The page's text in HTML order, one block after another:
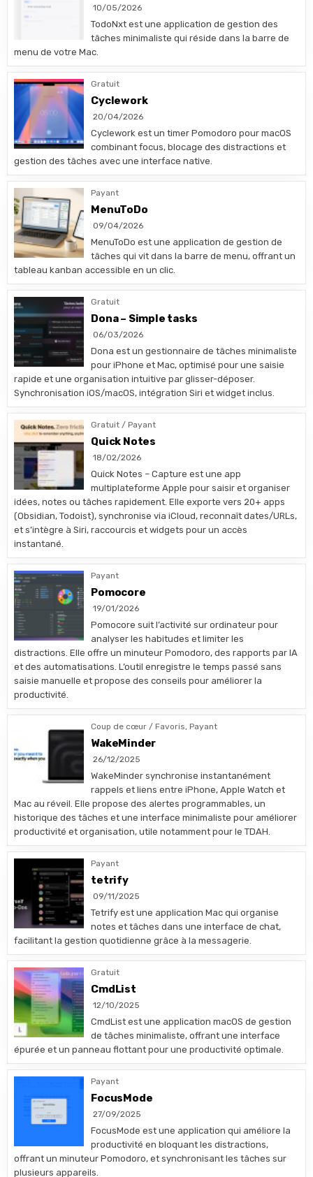
10/05/2026
TodoNxt est une application de gestion des
tâches minimaliste qui réside dans la barre de
menu de votre Mac.
Gratuit
Cyclework
20/04/2026
Cyclework est un timer Pomodoro pour macOS
combinant focus, blocage des distractions et
gestion des tâches avec une interface native.
Payant
MenuToDo
09/04/2026
MenuToDo est une application de gestion de
tâches qui vit dans la barre de menu, offrant un
tableau kanban accessible en un clic.
Gratuit
Dona – Simple tasks
06/03/2026
Dona est un gestionnaire de tâches minimaliste
pour iPhone et Mac, optimisé pour une saisie
rapide et une organisation intuitive par glisser-déposer.
Synchronisation iOS/macOS, intégration Siri et widget inclus.
Gratuit / Payant
Quick Notes
18/02/2026
Quick Notes – Capture est une app
multiplateforme Apple pour saisir et organiser
idées, notes ou tâches rapidement. Elle exporte vers 20+ apps
(Obsidian, Todoist), synchronise via iCloud, reconnaît dates/URLs,
et s’intègre à Siri, raccourcis et widgets pour un accès
instantané.
Payant
Pomocore
19/01/2026
Pomocore suit l’activité sur ordinateur pour
analyser les habitudes et limiter les
distractions. Elle offre un minuteur Pomodoro, des rapports par IA
et des automatisations. L’outil enregistre le temps passé sans
saisie manuelle et propose des conseils pour améliorer la
productivité.
Coup de cœur / Favoris,Payant
WakeMinder
26/12/2025
WakeMinder synchronise instantanément
rappels et liens entre iPhone, Apple Watch et
Mac au réveil. Elle propose des alertes programmables, un
historique des tâches et une interface minimaliste pour améliorer
productivité et organisation, utile notamment pour le TDAH.
Payant
tetrify
09/11/2025
Tetrify est une application Mac qui organise
notes et tâches dans une interface de chat,
facilitant la gestion quotidienne grâce à la messagerie.
Gratuit
CmdList
12/10/2025
CmdList est une application macOS de gestion
de tâches minimaliste, offrant une interface
épurée et un panneau flottant pour une productivité optimale.
Payant
FocusMode
27/09/2025
FocusMode est une application qui améliore la
productivité en bloquant les distractions,
offrant un minuteur Pomodoro, et synchronisant les tâches sur
plusieurs appareils.